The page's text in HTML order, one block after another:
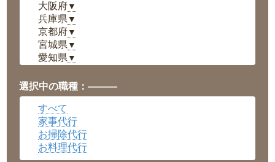
大阪府▼
兵庫県 ▼
京都府▼
宮城県 ▼
愛知県 ▼
岡山県▼
広島県▼
沖縄県
選択中の職種：———
すべて
家事代行
お掃除代行
お料理代行